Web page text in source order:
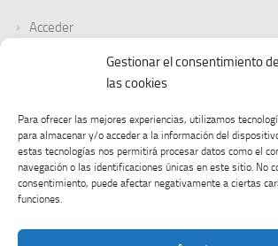
Gestionar el consentimiento de
las cookies
Para ofrecer las mejores experiencias, utilizamos
para almacenar y/o acceder a la información del
estas tecnologías nos permitirá procesar datos como el
navegación o las identificaciones únicas en este sitio. No
consentimiento, puede afectar negativamente a ciertas
funciones.
Acceder
Feed de entradas
WordPress.org